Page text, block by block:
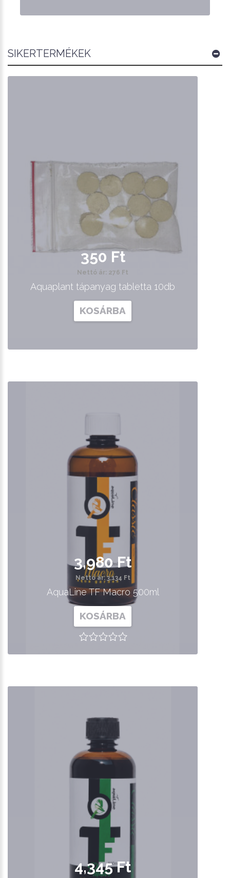
SIKERTERMÉKEK
350 Ft
Nettó ár: 276 Ft
Aquaplant tápanyag tabletta 10db
KOSÁRBA
3,980 Ft
Nettó ár: 3,134 Ft
AquaLine TF Macro 500ml
KOSÁRBA
4,345 Ft